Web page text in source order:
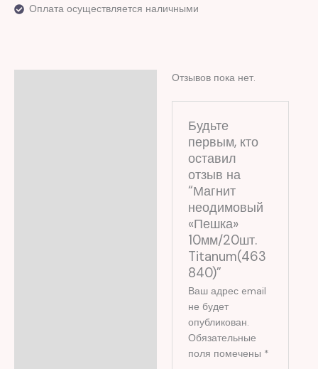
Оплата осуществляется наличными
Отзывов пока нет.
Будьте
первым, кто
оставил
отзыв на
“Магнит
неодимовый
«Пешка»
10мм/20шт.
Titanum(463
840)”
Ваш адрес email
не будет
опубликован.
Обязательные
поля помечены *